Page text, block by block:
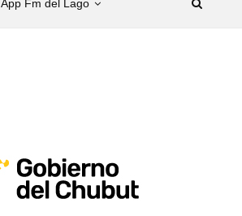
App Fm del Lago